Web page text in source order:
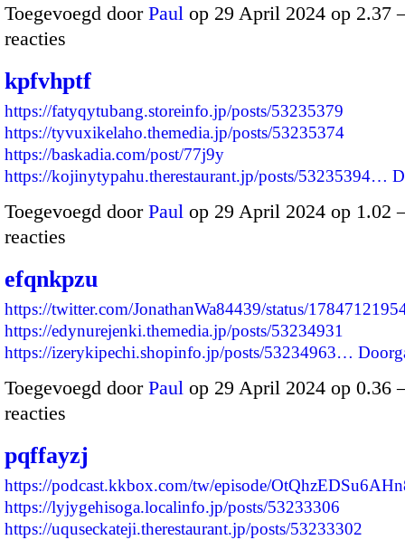
Toegevoegd door Paul op 29 April 2024 op 2.37
reacties
kpfvhptf
https://fatyqytubang.storeinfo.jp/posts/53235379
https://tyvuxikelaho.themedia.jp/posts/53235374
https://baskadia.com/post/77j9y
https://kojinytypahu.therestaurant.jp/posts/53235394…
Toegevoegd door Paul op 29 April 2024 op 1.02
reacties
efqnkpzu
https://twitter.com/JonathanWa84439/status/
https://edynurejenki.themedia.jp/posts/53234931
https://izerykipechi.shopinfo.jp/posts/53234963…
Toegevoegd door Paul op 29 April 2024 op 0.36
reacties
pqffayzj
https://podcast.kkbox.com/tw/episode/
https://lyjygehisoga.localinfo.jp/posts/53233306
https://uquseckateji.therestaurant.jp/posts/53233302